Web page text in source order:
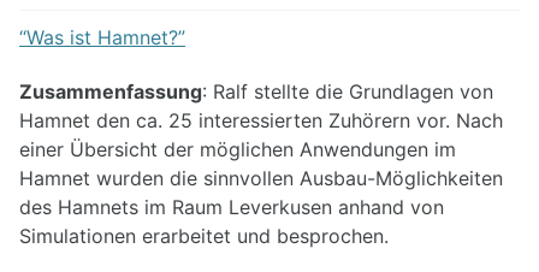
“Was ist Hamnet?”
Zusammenfassung: Ralf stellte die Grundlagen von
Hamnet den ca. 25 interessierten Zuhörern vor. Nach
einer Übersicht der möglichen Anwendungen im
Hamnet wurden die sinnvollen Ausbau-Möglichkeiten
des Hamnets im Raum Leverkusen anhand von
Simulationen erarbeitet und besprochen.